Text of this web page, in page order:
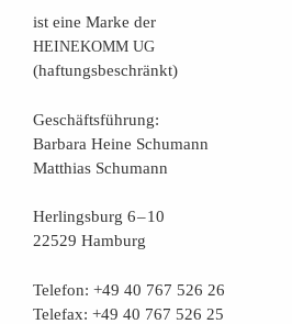
ist eine Mar­ke der
HEINEKOMM UG
(haf­tungs­be­schränkt)
Geschäfts­füh­rung:
Bar­ba­ra Hei­ne Schumann
Mat­thi­as Schumann
Her­lings­burg 6 – 10
22529 Hamburg
Tele­fon: +49 40 767 526 26
Tele­fax: +49 40 767 526 25